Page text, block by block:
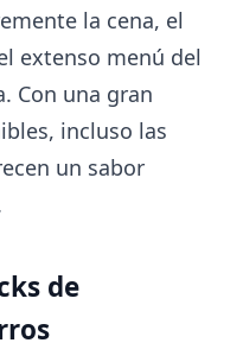
la cena, el
extenso menú del
Con una gran
incluso las
un sabor
de